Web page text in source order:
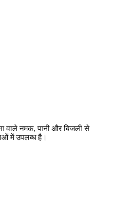
वाले नमक, पानी और बिजली से
में उपलब्ध है।